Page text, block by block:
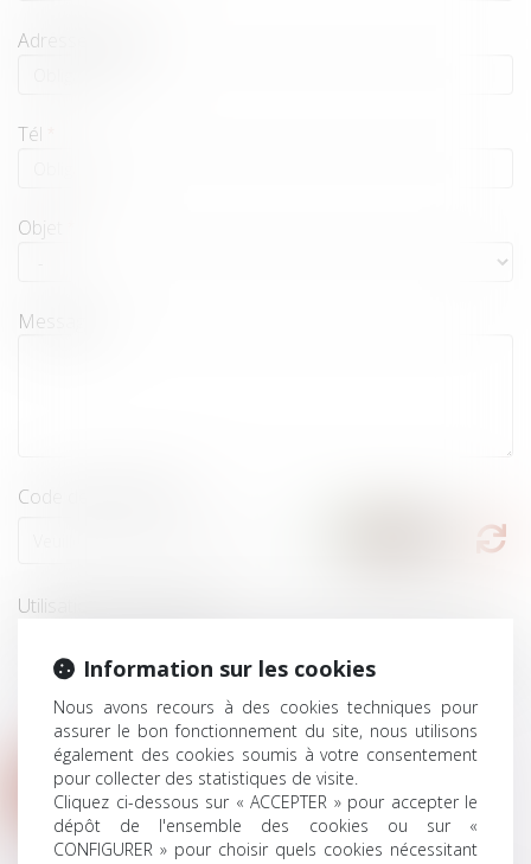
Adresse e-mail
Tél
Objet
Message
Code de vérification
Utilisation des données
cadre de ma demande et de la relation avec le Cabinet DHZ AVOCATS
ENVOYER
Information sur les cookies
Nous avons recours à des cookies techniques pour
assurer le bon fonctionnement du site, nous utilisons
également des cookies soumis à votre consentement
pour collecter des statistiques de visite.
Cliquez ci-dessous sur « ACCEPTER » pour accepter le
dépôt de l'ensemble des cookies ou sur «
CONFIGURER » pour choisir quels cookies nécessitant